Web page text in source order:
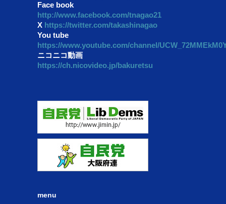
Face book
http://www.facebook.com/tnagao21
X https://twitter.com/takashinagao
You tube
https://www.youtube.com/channel/
ニコニコ動画
https://ch.nicovideo.jp/bakuretsu
menu